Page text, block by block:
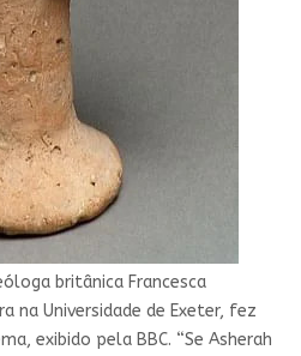
britânica Francesca
na Universidade de Exeter, fez
exibido pela BBC. “Se Asherah